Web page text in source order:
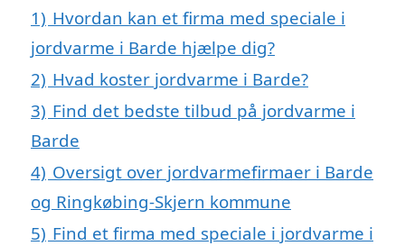
1) Hvordan kan et firma med speciale i
jordvarme i Barde hjælpe dig?
2) Hvad koster jordvarme i Barde?
3) Find det bedste tilbud på jordvarme i
Barde
4) Oversigt over jordvarmefirmaer i Barde
og Ringkøbing-Skjern kommune
5) Find et firma med speciale i jordvarme i